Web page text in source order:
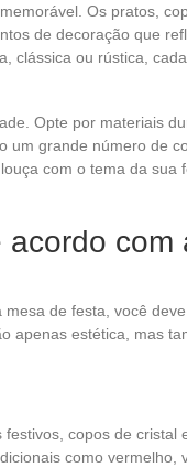
Os pratos,
de decoração que
clássica ou rústica,
Opte por materiais
um grande número de
com o tema da sua
com
de festa, você
apenas estética, mas
copos de cristal
como vermelho,